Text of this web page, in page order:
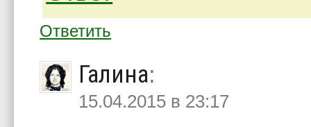
Ответить
Галина:
15.04.2015 в 23:17